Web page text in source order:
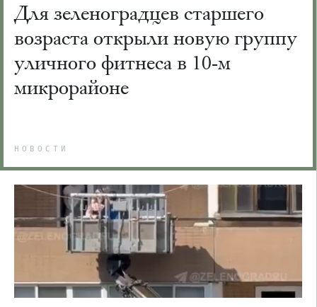
Для зеленоградцев старшего
возраста открыли новую группу
уличного фитнеса в 10-м
микрорайоне
НОВОСТИ